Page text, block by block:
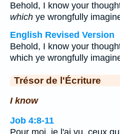
Behold, I know your
which ye wrongfully
English Revised Version
Behold, I know your
which ye wrongfully
Trésor de l'Écriture
I know
Job 4:8-11